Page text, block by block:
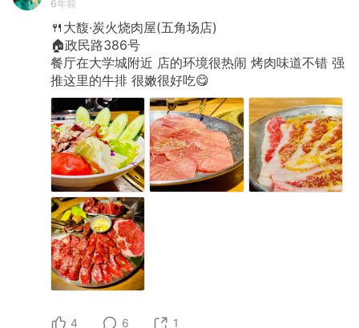
6年前
🍴大馥·炭火烧肉屋(五角场店)
🏠政民路386号
餐厅在大学城附近 店的环境很热闹 烤肉味道不错 强
推这里的牛排 很嫩很好吃😋
4 6 1